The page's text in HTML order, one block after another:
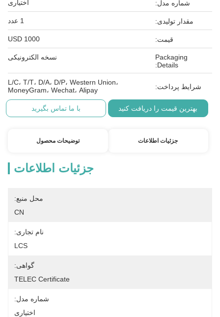
شماره مدل: اختیاری
مقدار تولیدی: 1 عدد
قیمت: 1000 USD
Packaging
Details:
نسخه الکترونیکی
شرایط پرداخت:
L/C، T/T، D/A، D/P، Western Union،
MoneyGram، Wechat، Alipay
بهترین قیمت را دریافت کنید با ما تماس بگیرید
جزئیات اطلاعات توضیحات محصول
جزئیات اطلاعات
محل منبع:
CN
نام تجاری:
LCS
گواهی:
TELEC Certificate
شماره مدل:
اختیاری